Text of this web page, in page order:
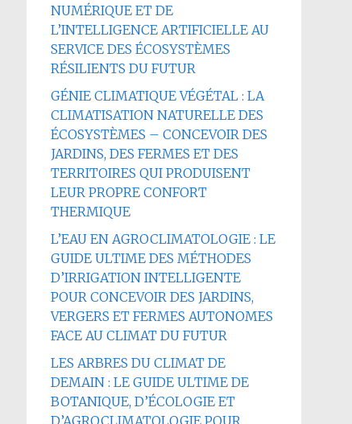
NUMÉRIQUE ET DE
L’INTELLIGENCE ARTIFICIELLE AU
SERVICE DES ÉCOSYSTÈMES
RÉSILIENTS DU FUTUR
GÉNIE CLIMATIQUE VÉGÉTAL : LA
CLIMATISATION NATURELLE DES
ÉCOSYSTÈMES – CONCEVOIR DES
JARDINS, DES FERMES ET DES
TERRITOIRES QUI PRODUISENT
LEUR PROPRE CONFORT
THERMIQUE
L’EAU EN AGROCLIMATOLOGIE : LE
GUIDE ULTIME DES MÉTHODES
D’IRRIGATION INTELLIGENTE
POUR CONCEVOIR DES JARDINS,
VERGERS ET FERMES AUTONOMES
FACE AU CLIMAT DU FUTUR
LES ARBRES DU CLIMAT DE
DEMAIN : LE GUIDE ULTIME DE
BOTANIQUE, D’ÉCOLOGIE ET
D’AGROCLIMATOLOGIE POUR